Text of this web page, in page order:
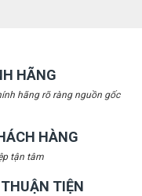
HÃNG
hãng rõ ràng nguồn gốc
HÀNG
tận tâm
TIỆN